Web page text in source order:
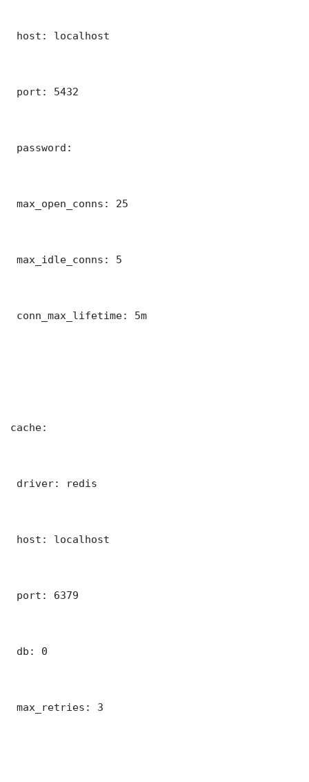
host: localhost
port: 5432
password:
max_open_conns: 25
max_idle_conns: 5
conn_max_lifetime: 5m
cache:
driver: redis
host: localhost
port: 6379
db: 0
max_retries: 3